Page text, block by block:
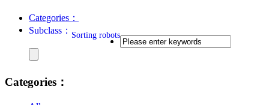
Categories：
Subclass： Sorting robots
Categories：